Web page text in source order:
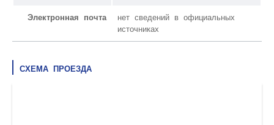
Электронная почта
нет сведений в официальных
источниках
СХЕМА ПРОЕЗДА